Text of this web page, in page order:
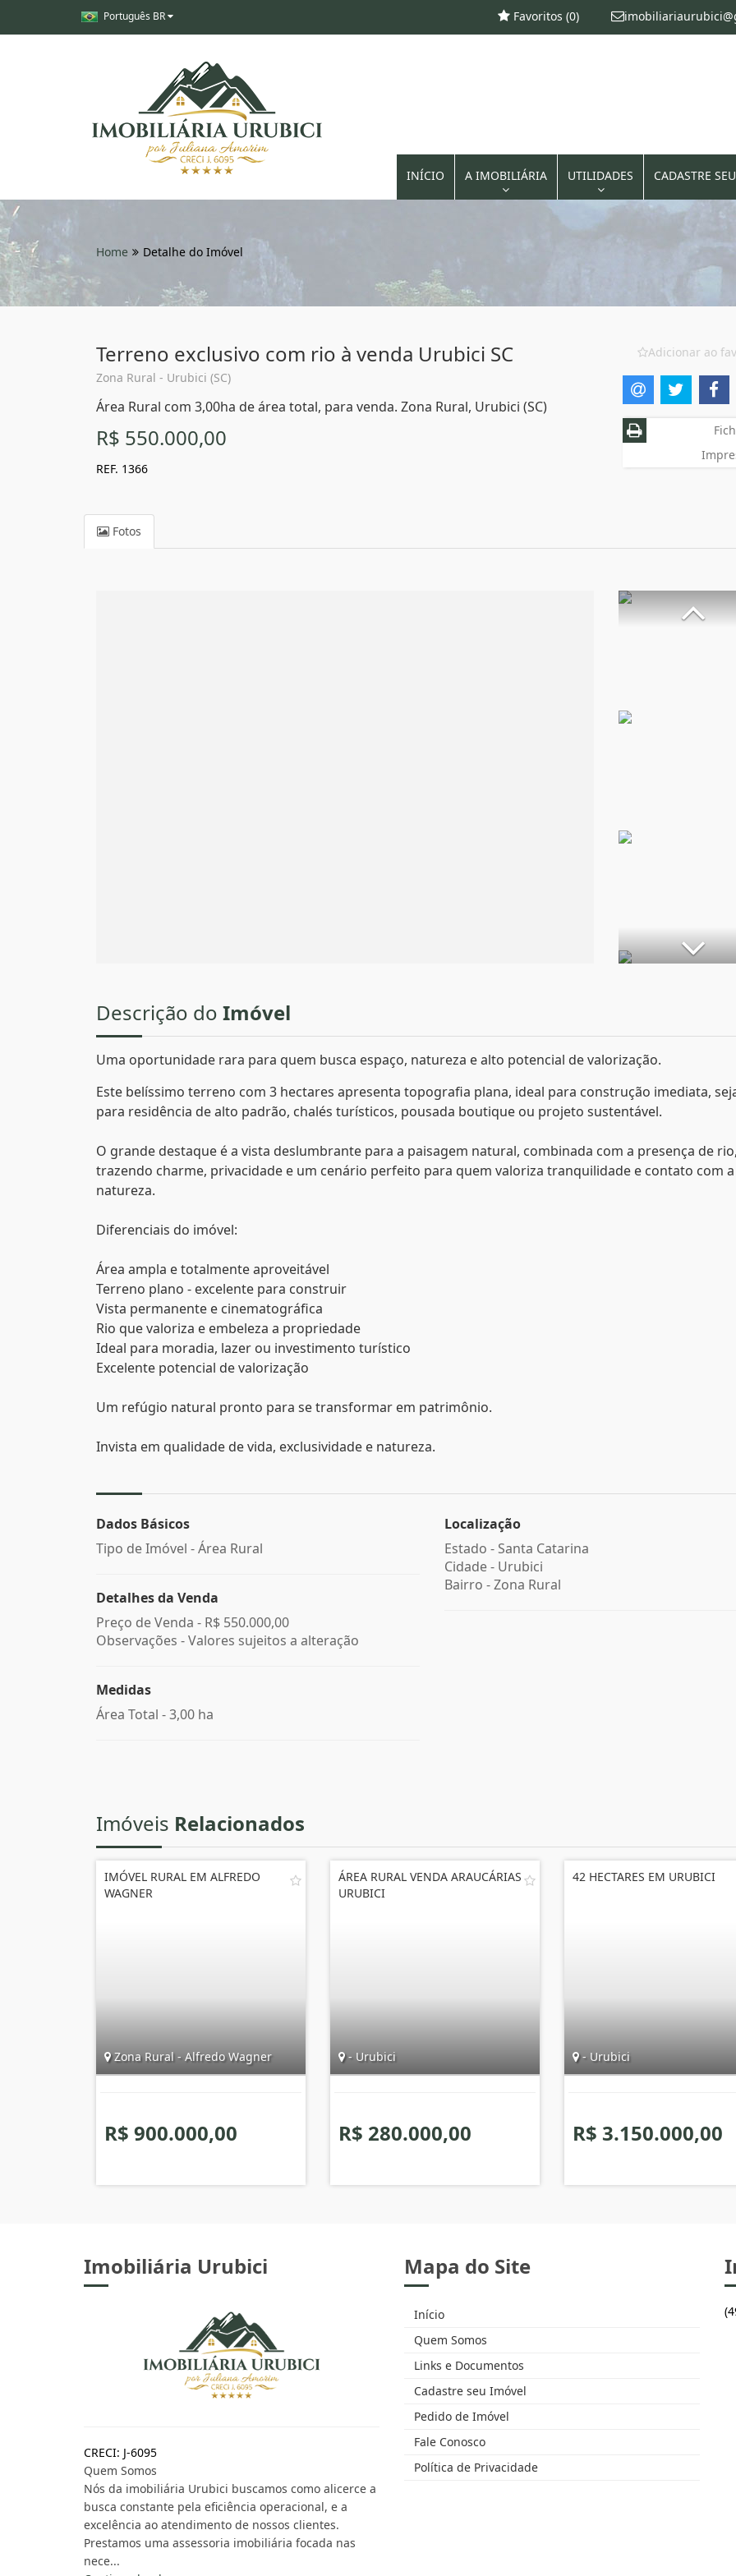
Português BR Favoritos (0)
INÍCIO A IMOBILIÁRIA UTILIDADES CADASTRE
Home Detalhe do Imóvel
Terreno exclusivo com rio à venda Urubici SC
Zona Rural - Urubici (SC)
Área Rural com 3,00ha de área total, para venda. Zona Rural, Urubici (SC)
R$ 550.000,00
REF. 1366
Adicionar ao
Fotos
Descrição do Imóvel
Uma oportunidade rara para quem busca espaço, natureza e alto potencial de valorização.
Este belíssimo terreno com 3 hectares apresenta topografia plana, ideal para construção imediata,
para residência de alto padrão, chalés turísticos, pousada boutique ou projeto sustentável.
O grande destaque é a vista deslumbrante para a paisagem natural, combinada com a presença de
trazendo charme, privacidade e um cenário perfeito para quem valoriza tranquilidade e contato com a
natureza.
Diferenciais do imóvel:
Área ampla e totalmente aproveitável
Terreno plano - excelente para construir
Vista permanente e cinematográfica
Rio que valoriza e embeleza a propriedade
Ideal para moradia, lazer ou investimento turístico
Excelente potencial de valorização
Um refúgio natural pronto para se transformar em patrimônio.
Invista em qualidade de vida, exclusividade e natureza.
Dados Básicos
Tipo de Imóvel - Área Rural
Detalhes da Venda
Preço de Venda - R$ 550.000,00
Observações - Valores sujeitos a alteração
Medidas
Área Total - 3,00 ha
Localização
Estado - Santa Catarina
Cidade - Urubici
Bairro -Zona Rural
Imóveis Relacionados
IMÓVEL RURAL EM ALFREDO
WAGNER
Zona Rural - Alfredo Wagner
R$ 900.000,00
ÁREA RURAL VENDA ARAUCÁRIAS
URUBICI
- Urubici
R$ 280.000,00
42 HECTARES EM URUBICI
- Urubici
R$ 3.150.000,00
Imobiliária Urubici
CRECI: J-6095
Quem Somos
Nós da imobiliária Urubici buscamos como alicerce a
busca constante pela eficiência operacional, e a
excelência ao atendimento de nossos clientes.
Prestamos uma assessoria imobiliária focada nas
nece...
Mapa do Site
Início
Quem Somos
Links e Documentos
Cadastre seu Imóvel
Pedido de Imóvel
Fale Conosco
Política de Privacidade